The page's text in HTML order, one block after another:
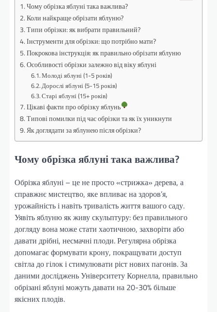
Чому обрізка яблуні така важлива?
Коли найкраще обрізати яблуню?
Типи обрізки: як вибрати правильний?
Інструменти для обрізки: що потрібно мати?
Покрокова інструкція: як правильно обрізати яблуню
Особливості обрізки залежно від віку яблуні
Молоді яблуні (1-5 років)
Дорослі яблуні (5-15 років)
Старі яблуні (15+ років)
Цікаві факти про обрізку яблунь
Типові помилки під час обрізки та як їх уникнути
Як доглядати за яблунею після обрізки?
Чому обрізка яблуні така важлива?
Обрізка яблуні – це не просто «стрижка» дерева, а
справжнє мистецтво, яке впливає на здоров’я,
урожайність і навіть тривалість життя вашого саду.
Уявіть яблуню як живу скульптуру: без правильного
догляду вона може стати хаотичною, захворіти або
давати дрібні, несмачні плоди. Регулярна обрізка
допомагає формувати крону, покращувати доступ
світла до гілок і стимулювати ріст нових пагонів. За
даними досліджень Університету Корнелла, правильно
обрізані яблуні можуть давати на 20-30% більше
якісних плодів.